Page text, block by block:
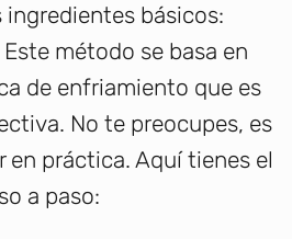
básicos:
Este método se basa en
de enfriamiento que es
No te preocupes, es
en práctica. Aquí tienes el
a paso: